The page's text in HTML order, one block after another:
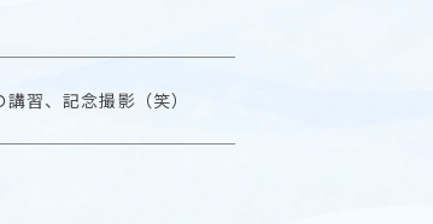
習、記念撮影（笑）